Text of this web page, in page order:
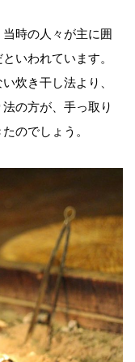
時の人々が主に囲
いわれています。
炊き干し法より、
の方が、手っ取り
のでしょう。